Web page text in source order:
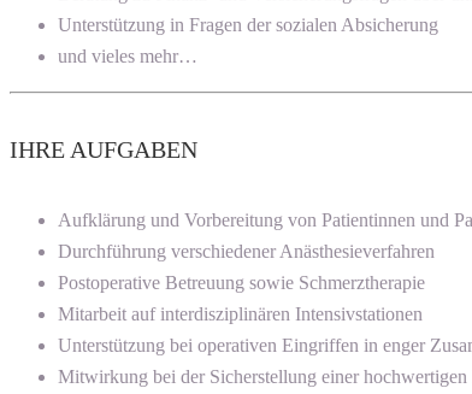
Unterstützung in Fragen der sozialen Absicherung
und vieles mehr…
IHRE AUFGABEN
Aufklärung und Vorbereitung von Patientinnen und
Durchführung verschiedener Anästhesieverfahren
Postoperative Betreuung sowie Schmerztherapie
Mitarbeit auf interdisziplinären Intensivstationen
Unterstützung bei operativen Eingriffen in enger
Mitwirkung bei der Sicherstellung einer hochwertigen